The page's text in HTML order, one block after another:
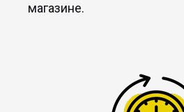
магазине.